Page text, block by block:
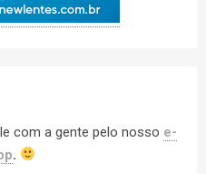
com a gente pelo nosso e-
.